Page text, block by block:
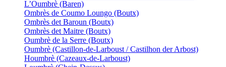
L’Oumbrè (Baren)
Ombrès de Coumo Loungo (Boutx)
Ombrès det Baroun (Boutx)
Ombrès det Maitre (Boutx)
Oumbrè de la Serre (Boutx)
Oumbrè (Castillon-de-Larboust / Castilhon der Arbost)
Houmbrè (Cazeaux-de-Larboust)